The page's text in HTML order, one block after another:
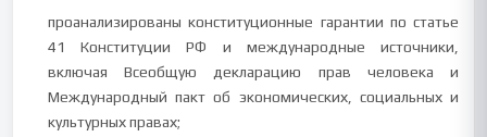
проанализированы конституционные гарантии по статье
41 Конституции РФ и международные источники,
включая Всеобщую декларацию прав человека и
Международный пакт об экономических, социальных и
культурных правах;